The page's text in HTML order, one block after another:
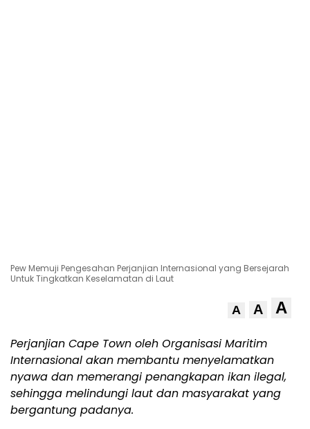
Pew Memuji Pengesahan Perjanjian Internasional yang Bersejarah
Untuk Tingkatkan Keselamatan di Laut
A A A
Perjanjian Cape Town oleh Organisasi Maritim
Internasional akan membantu menyelamatkan
nyawa dan memerangi penangkapan ikan ilegal,
sehingga melindungi laut dan masyarakat yang
bergantung padanya.